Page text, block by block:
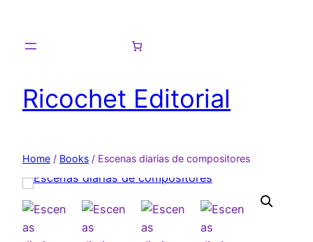
content
Ricochet Editorial
Home / Books / Escenas diarias de compositores